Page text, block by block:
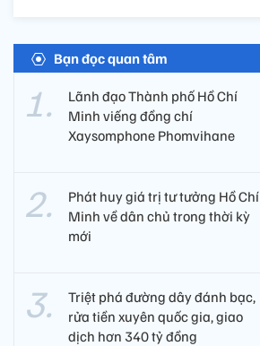
Bạn đọc quan tâm
Lãnh đạo Thành phố Hồ Chí
Minh viếng đồng chí
Xaysomphone Phomvihane
Phát huy giá trị tư tưởng Hồ Chí
Minh về dân chủ trong thời kỳ
mới
Triệt phá đường dây đánh bạc,
rửa tiền xuyên quốc gia, giao
dịch hơn 340 tỷ đồng